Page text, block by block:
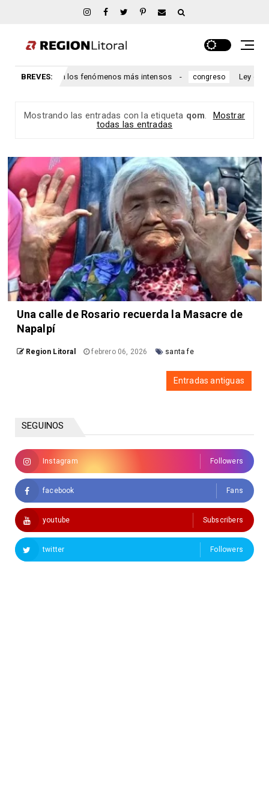
BREVES:
se esperan los fenómenos más intensos congreso Ley de
Mostrando las entradas con la etiqueta qom.
Mostrar
todas las entradas
Una calle de Rosario recuerda la Masacre de
Napalpí
Region Litoral febrero 06, 2026 santa fe
Entradas antiguas
SEGUINOS
Instagram Followers
facebook Fans
youtube Subscribers
twitter Followers